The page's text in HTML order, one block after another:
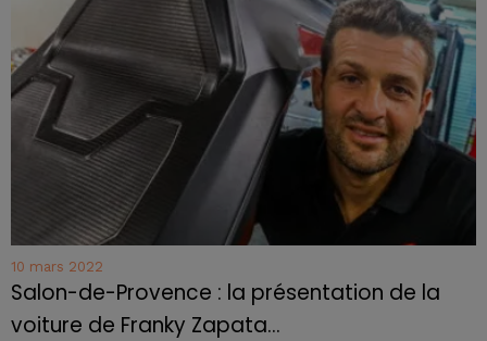
10 mars 2022
Salon-de-Provence : la présentation de la
voiture de Franky Zapata...